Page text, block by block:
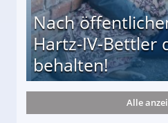
Nach
Hartz-IV-Bettler
behalten!
darf Geld behalten!
Alle